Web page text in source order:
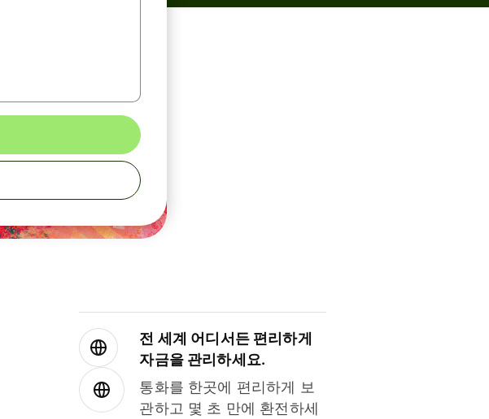
전 세계 어디서든 편리하게
자금을 관리하세요.
통화를 한곳에 편리하게 보
관하고 몇 초 만에 환전하세